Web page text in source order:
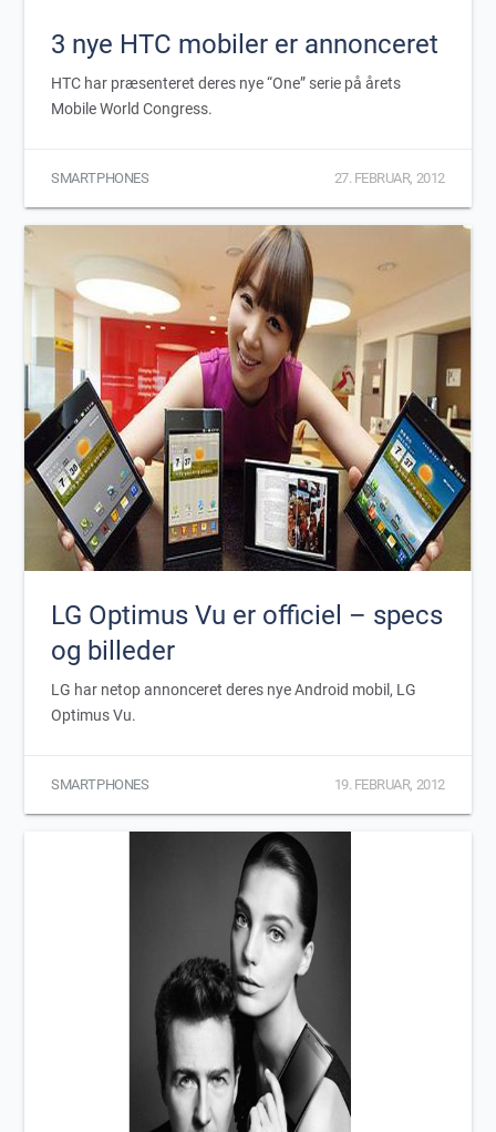
3 nye HTC mobiler er annonceret
HTC har præsenteret deres nye “One” serie på årets
Mobile World Congress.
SMARTPHONES 27. FEBRUAR, 2012
LG Optimus Vu er officiel – specs
og billeder
LG har netop annonceret deres nye Android mobil, LG
Optimus Vu.
SMARTPHONES 19. FEBRUAR, 2012